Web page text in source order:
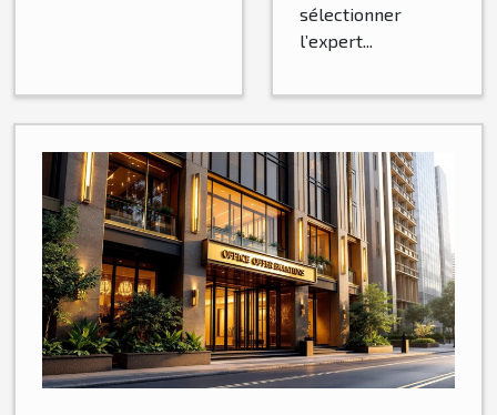
sélectionner
l’expert...